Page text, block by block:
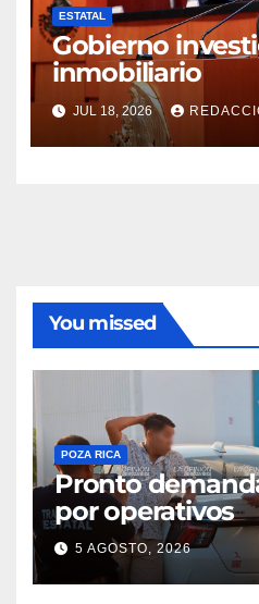
ESTATAL
Gobierno
inmobiliario
JUL 18, 2026
You missed
POZA RICA
Pronto
por operativos
5 AGOSTO, 2026